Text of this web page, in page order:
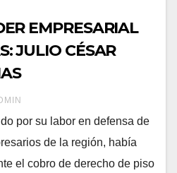
EMPRESARIAL
JULIO CÉSAR
por su labor en defensa de
de la región, había
el cobro de derecho de piso